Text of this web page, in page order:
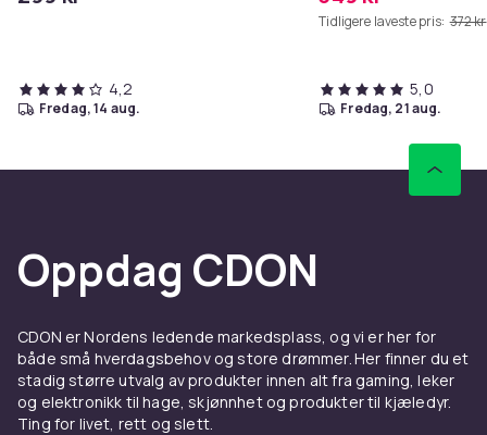
4,2
fredag, 14 aug.
Tidligere laveste pris: 372 kr
5,0
fredag, 21 aug.
Oppdag CDON
CDON er Nordens ledende markedsplass, og vi er her for
både små hverdagsbehov og store drømmer. Her finner du et
stadig større utvalg av produkter innen alt fra gaming, leker
og elektronikk til hage, skjønnhet og produkter til kjæledyr.
Ting for livet, rett og slett.